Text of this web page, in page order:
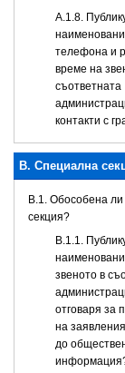
А.1.8.
телефона и
време на
съответната
контакти с
B. Специална
В.1. Обособена ли
секция?
В.1.1.
звеното в
отговаря за
на
до